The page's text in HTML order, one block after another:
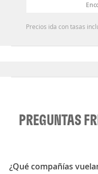
Precios ida con tasas
PREGUNTAS
¿Qué compañías